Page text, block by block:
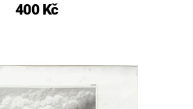
400 Kč